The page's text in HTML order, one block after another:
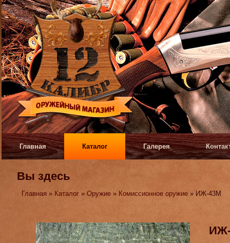
Главная Каталог Галерея
Вы здесь
Главная » Каталог »Оружие » Комиссионное оружие » ИЖ-43М